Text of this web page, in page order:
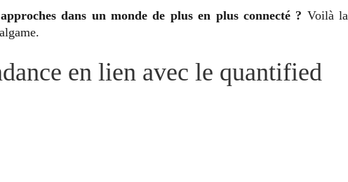
dans un monde de plus en plus connecté ? Voilà la
en lien avec le quantified